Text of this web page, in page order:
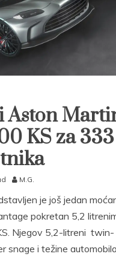
Aston
KS za 333
M.G.
je još jedan
pokretan 5,2
Njegov 5,2-litreni twin-
snage i težine automobila